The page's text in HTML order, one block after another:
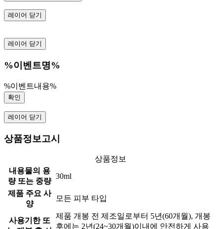
레이어 닫기
레이어 닫기
%이벤트명%
%이벤트내용%
확인
레이어 닫기
상품정보고시
상품정보
내용물의 용
량 또는 중량
30ml
제품 주요 사
양
모든 피부 타입
사용기한 또
제품 개봉 전 제조일로부터 5년(60개월), 개봉
후에는 2년(24~30개월)이내에 안전하게 사용